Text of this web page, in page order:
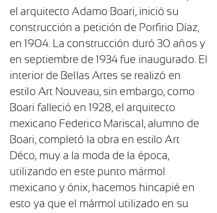
el arquitecto Adamo Boari, inició su
construcción a petición de Porfirio Díaz,
en 1904. La construcción duró 30 años y
en septiembre de 1934 fue inaugurado. El
interior de Bellas Artes se realizó en
estilo Art Nouveau, sin embargo, como
Boari falleció en 1928, el arquitecto
mexicano Federico Mariscal, alumno de
Boari, completó la obra en estilo Art
Déco, muy a la moda de la época,
utilizando en este punto mármol
mexicano y ónix, hacemos hincapié en
esto ya que el mármol utilizado en su